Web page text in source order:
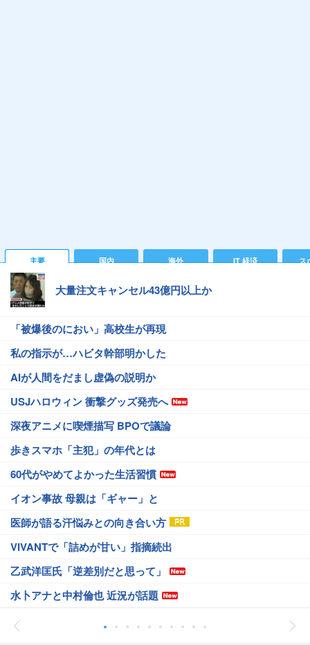
主要 国内 海外 IT 経済 ス
大量注文キャンセル43億円以上か
「被爆後のにおい」高校生が再現
私の指示が…ハビタ幹部明かした
AIが人間をだまし虚偽の説明か
USJハロウィン 衝撃グッズ発売へ
深夜アニメに喫煙描写 BPOで議論
歩きスマホ「主犯」の年代とは
60代がやめてよかった生活習慣
イオン事故 母親は「ギャー」と
医師が語る汗悩みとの向き合い方
VIVANTで「詰めが甘い」指摘続出
乙武洋匡氏「逆差別だと思って」
水卜アナと中村倫也 近況が話題